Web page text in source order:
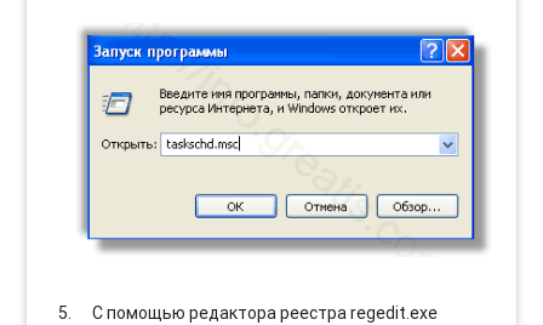
С помощью редактора реестра regedit.exe